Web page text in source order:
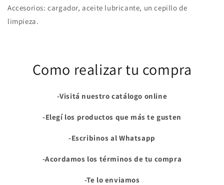
Accesorios: cargador, aceite lubricante, un cepillo de
limpieza.
Como realizar tu compra
-Visitá nuestro catálogo online
-Elegí los productos que más te gusten
-Escribinos al Whatsapp
-Acordamos los términos de tu compra
-Te lo enviamos